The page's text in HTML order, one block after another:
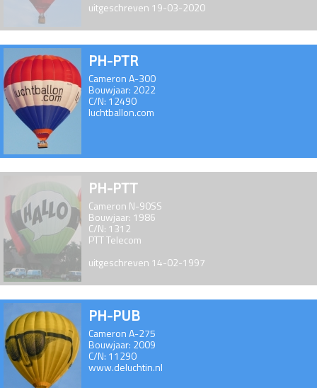
uitgeschreven 19-03-2020
PH-PTR
Cameron A-300
Bouwjaar: 2022
C/N: 12490
luchtballon.com
PH-PTT
Cameron N-90SS
Bouwjaar: 1986
C/N: 1312
PTT Telecom
uitgeschreven 14-02-1997
PH-PUB
Cameron A-275
Bouwjaar: 2009
C/N: 11290
www.deluchtin.nl